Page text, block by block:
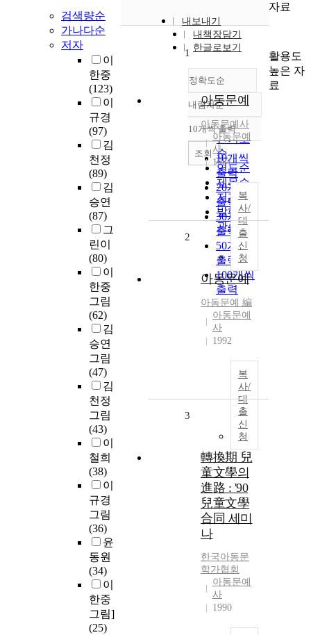
검색량순
가나다순
저자
이
한중
(123)
이
규경
(97)
김
천정
(89)
김
승연
(87)
그
린이
(80)
이
한중
그림
(62)
김
승연
그림
(47)
김
천정
그림
(43)
이
철희
(38)
이
규경
그림
(36)
윤
동원
(34)
이
한중
그림]
(25)
내보내기
내책장담기
한글로보기
정확도순
정확도
순
인기도
순
연도순
제목순
저자순
발행기
관순
내림차순
내림차순
10개씩 출력
10개씩
출력
20개씩
출력
30개씩
출력
50개씩
출력
100개씩
출력
조회
1
아동문예
아동문예사
아동문예
사
1981
복
사/
대
출
신
청
2
아동문예
아동문예 編
아동문예
사
1992
복
사/
대
출
신
청
3
轉換期 兒
童文學의
進路 : '90
兒童文學
合同 세미
나
한국아동문
학가협회
아동문예
사
1990
자료
활용도
높은 자
료